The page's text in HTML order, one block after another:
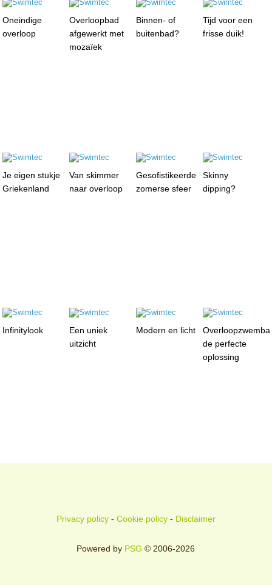
Oneindige
overloop
Overloopbad
afgewerkt met
mozaïek
Binnen- of
buitenbad?
Tijd voor een
frisse duik!
Je eigen stukje
Griekenland
Van skimmer
naar overloop
Gesofistikeerde
zomerse sfeer
Skinny
dipping?
Infinitylook
Een uniek
uitzicht
Modern en licht
de perfecte
oplossing
Privacy policy- Cookie policy- Disclaimer
Powered by PSG © 2006-2026